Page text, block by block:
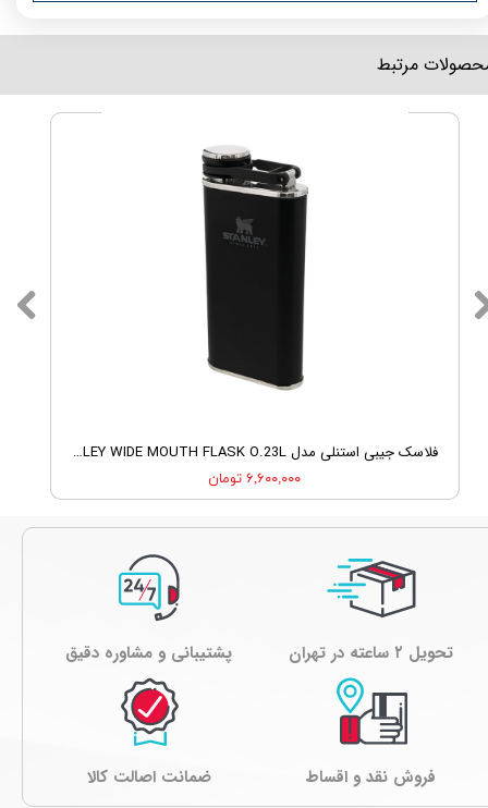
مرتبط
فلاسک جیبی استنلی مدل STANLEY WIDE MOUTH FLASK O.23L
۶,۶۰۰,۰۰۰ تومان
تحویل ۲ ساعته در تهران پشتیبانی و مشاوره دقیق
فروش نقد و اقساط ﺿﻤﺎﻧﺖ اصالت کالا